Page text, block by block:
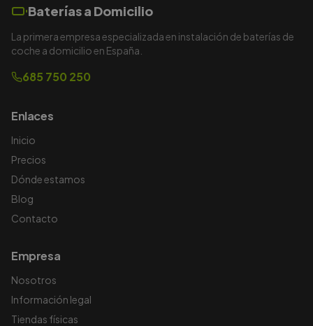
Baterías a Domicilio
La primera empresa especializada en instalación de baterías de
coche a domicilio en España.
685 750 250
Enlaces
Inicio
Precios
Dónde estamos
Blog
Contacto
Empresa
Nosotros
Información legal
Tiendas físicas